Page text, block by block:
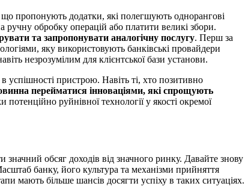
пропонують додатки, які полегшують однорангові
ручну обробку операцій або платити великі збори.
та запропонувати аналогічну послугу. Перш за
яку використовують банківські провайдери
незрозумілим для клієнтської бази установи.
успішності пристрою. Навіть ті, хто позитивно
перейматися інноваціями, які спрощують
руйнівної технології у якості окремої
обсяг доходів від значного ринку. Давайте знову
банку, його культура та механізми прийняття
мають більше шансів досягти успіху в таких ситуаціях.